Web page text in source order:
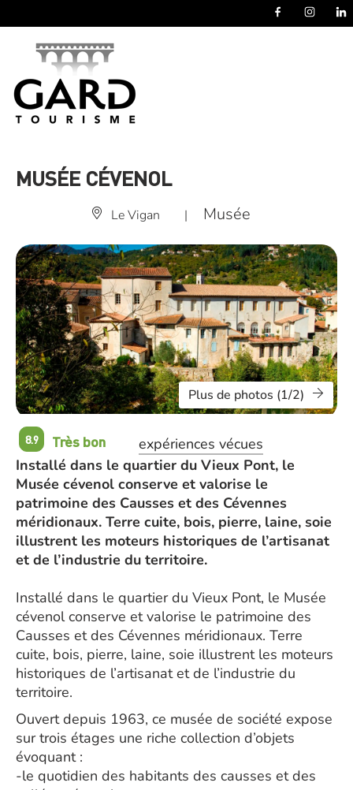
MUSÉE CÉVENOL
Le Vigan | Musée
Plus de photos (1/2)
8.9 Très bon
expériences vécues
Installé dans le quartier du Vieux Pont, le
Musée cévenol conserve et valorise le
patrimoine des Causses et des Cévennes
méridionaux. Terre cuite, bois, pierre, laine, soie
illustrent les moteurs historiques de l’artisanat
et de l’industrie du territoire.
Installé dans le quartier du Vieux Pont, le Musée
cévenol conserve et valorise le patrimoine des
Causses et des Cévennes méridionaux. Terre
cuite, bois, pierre, laine, soie illustrent les moteurs
historiques de l’artisanat et de l’industrie du
territoire.
Ouvert depuis 1963, ce musée de société expose
sur trois étages une riche collection d’objets
évoquant :
-le quotidien des habitants des causses et des